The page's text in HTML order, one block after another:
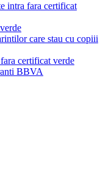
intra fara certificat
care stau cu copiii
certificat verde
BBVA